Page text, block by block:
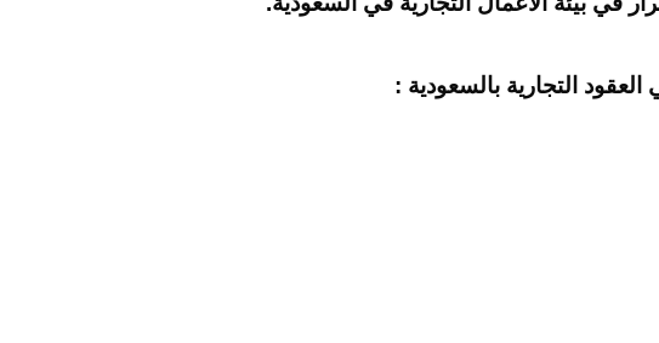
التجارية بالسعودية :